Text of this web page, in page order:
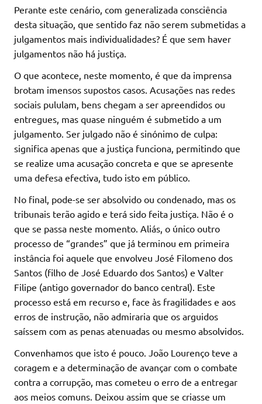
Perante este cenário, com generalizada consciência
desta situação, que sentido faz não serem submetidas a
julgamentos mais individualidades? É que sem haver
julgamentos não há justiça.
O que acontece, neste momento, é que da imprensa
brotam imensos supostos casos. Acusações nas redes
sociais pululam, bens chegam a ser apreendidos ou
entregues, mas quase ninguém é submetido a um
julgamento. Ser julgado não é sinónimo de culpa:
significa apenas que a justiça funciona, permitindo que
se realize uma acusação concreta e que se apresente
uma defesa efectiva, tudo isto em público.
No final, pode-se ser absolvido ou condenado, mas os
tribunais terão agido e terá sido feita justiça. Não é o
que se passa neste momento. Aliás, o único outro
processo de “grandes” que já terminou em primeira
instância foi aquele que envolveu José Filomeno dos
Santos (filho de José Eduardo dos Santos) e Valter
Filipe (antigo governador do banco central). Este
processo está em recurso e, face às fragilidades e aos
erros de instrução, não admiraria que os arguidos
saíssem com as penas atenuadas ou mesmo absolvidos.
Convenhamos que isto é pouco. João Lourenço teve a
coragem e a determinação de avançar com o combate
contra a corrupção, mas cometeu o erro de a entregar
aos meios comuns. Deixou assim que se criasse um